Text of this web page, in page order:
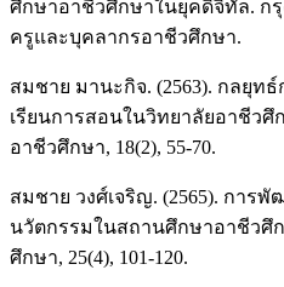
ศึกษาอาชีวศึกษาในยุคดิจิทัล. ก
ครูและบุคลากรอาชีวศึกษา.
สมชาย มานะกิจ. (2563). กลยุท
เรียนการสอนในวิทยาลัยอาชีวศึ
อาชีวศึกษา, 18(2), 55-70.
สมชาย วงศ์เจริญ. (2565). การ
นวัตกรรมในสถานศึกษาอาชีวศึ
ศึกษา, 25(4), 101-120.